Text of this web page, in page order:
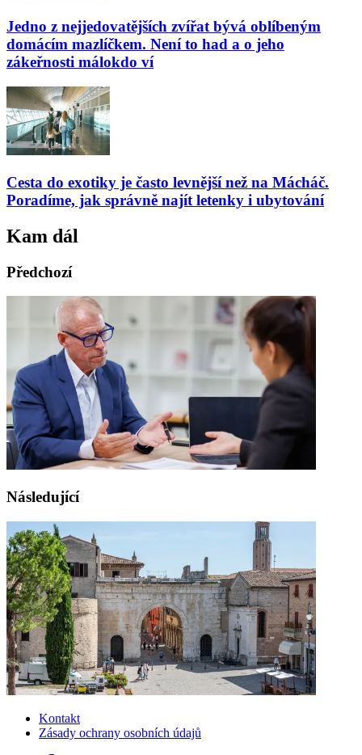
Jedno z nejjedovatějších zvířat bývá oblíbeným
domácím mazlíčkem. Není to had a o jeho
zákeřnosti málokdo ví
Cesta do exotiky je často levnější než na Mácháč.
Poradíme, jak správně najít letenky i ubytování
Kam dál
Předchozí
Následující
Kontakt
Zásady ochrany osobních údajů